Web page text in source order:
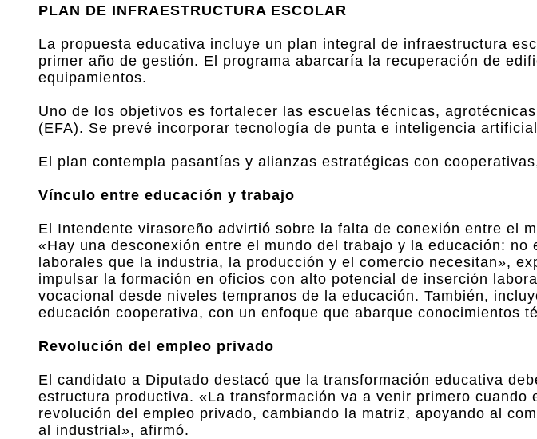
PLAN DE INFRAESTRUCTURA ESCOLAR
La propuesta educativa incluye un plan integral de infraestructura
primer año de gestión. El programa abarcaría la recuperación de
equipamientos.
Uno de los objetivos es fortalecer las escuelas técnicas,
(EFA). Se prevé incorporar tecnología de punta e inteligencia
El plan contempla pasantías y alianzas estratégicas con
Vínculo entre educación y trabajo
El Intendente virasoreño advirtió sobre la falta de conexión entre el
«Hay una desconexión entre el mundo del trabajo y la educación: no
laborales que la industria, la producción y el comercio necesitan»,
impulsar la formación en oficios con alto potencial de inserción
vocacional desde niveles tempranos de la educación. También,
educación cooperativa, con un enfoque que abarque conocimientos
Revolución del empleo privado
El candidato a Diputado destacó que la transformación educativa
estructura productiva. «La transformación va a venir primero cuando
revolución del empleo privado, cambiando la matriz, apoyando al
al industrial», afirmó.